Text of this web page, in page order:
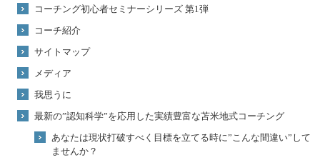
コーチング初心者セミナーシリーズ 第1弾
コーチ紹介
サイトマップ
メディア
我思うに
最新の”認知科学”を応用した実績豊富な苫米地式コーチング
あなたは現状打破すべく目標を立てる時に”こんな間違い”して
ませんか？